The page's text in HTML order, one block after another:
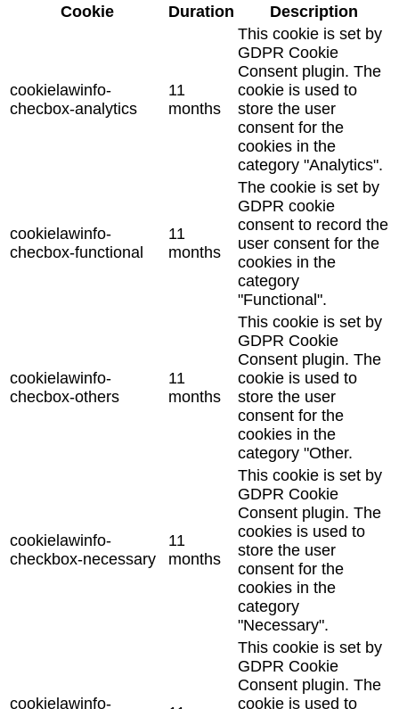
Cookie
Duration Description
cookielawinfo-
checbox-analytics
11
months
This cookie is set by
GDPR Cookie
Consent plugin. The
cookie is used to
store the user
consent for the
cookies in the
category "Analytics".
cookielawinfo-
checbox-functional
11
months
The cookie is set by
GDPR cookie
consent to record the
user consent for the
cookies in the
category
"Functional".
cookielawinfo-
checbox-others
11
months
This cookie is set by
GDPR Cookie
Consent plugin. The
cookie is used to
store the user
consent for the
cookies in the
category "Other.
cookielawinfo-
checkbox-necessary
11
months
This cookie is set by
GDPR Cookie
Consent plugin. The
cookies is used to
store the user
consent for the
cookies in the
category
"Necessary".
cookielawinfo-
This cookie is set by
GDPR Cookie
Consent plugin. The
cookie is used to